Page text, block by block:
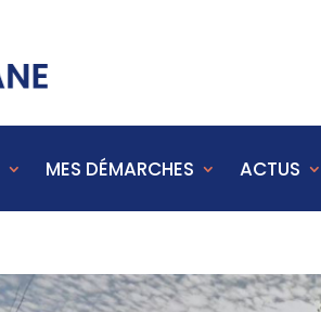
MES DÉMARCHES ACTUS